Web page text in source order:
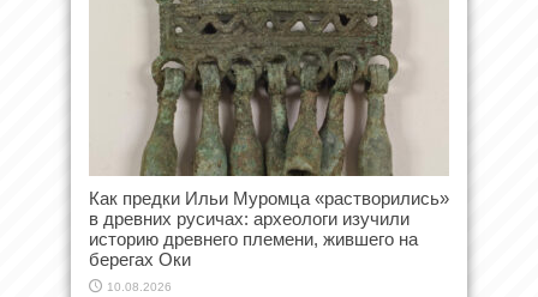
Как предки Ильи Муромца «растворились»
в древних русичах: археологи изучили
историю древнего племени, жившего на
берегах Оки
10.08.2026